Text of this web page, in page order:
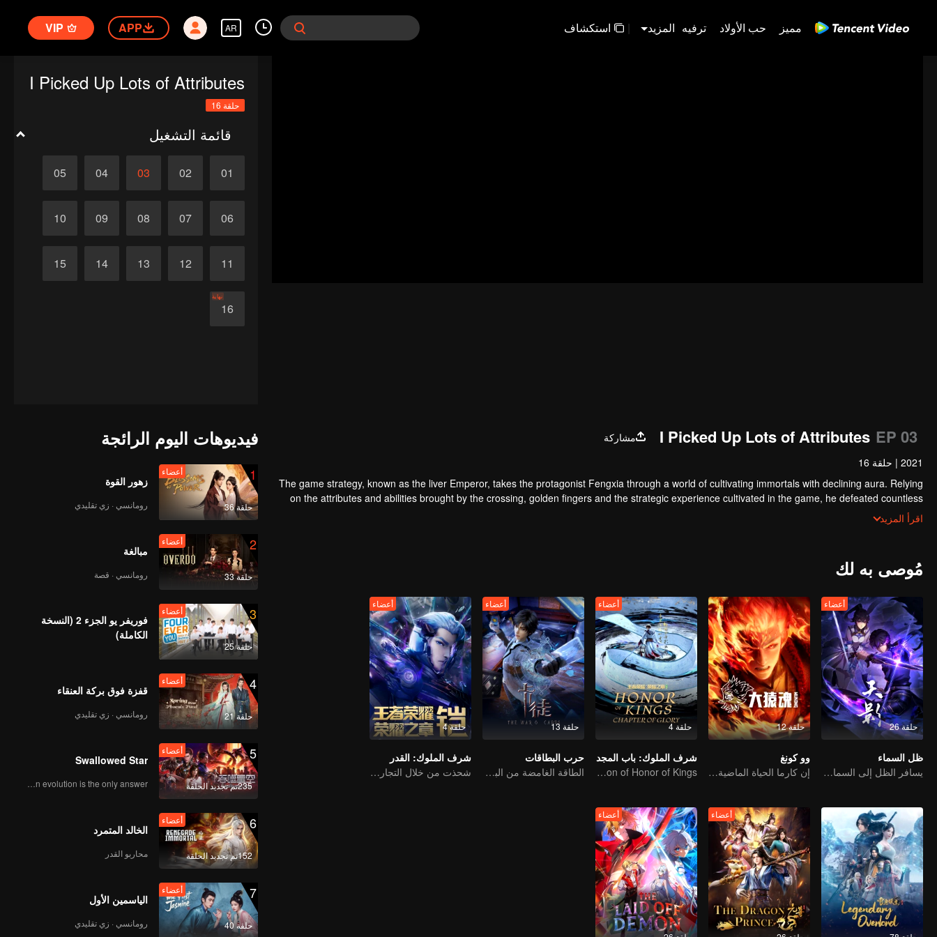
مميز حب الأولاد ترفيه المزيد | استكشاف AR
APP
VIP
I Picked Up Lots of Attributes
حلقة 16
قائمة التشغيل
01
02
03
04
05
06
07
08
09
10
11
12
13
14
15
16
نهاية
I Picked Up Lots of Attributes EP 03
مشاركة
2021
| حلقة 16
The game strategy, known as the liver Emperor, takes the protagonist Fengxia through a world of cultivating immortals with declining aura. Relying
on the attributes and abilities brought by the crossing, golden fingers and the strategic experience cultivated in the game, he defeated countless
powerful enemies along the way and gained countless skills. He first solved the internal and external troubles of Qianqiu Valley and defeated the
Xuanwu Kingdom that came to provoke; then, at the request of the Xuanwu Emperor, he resolved the human crisis and defeated the demon son,
اقرأ المزيد
مُوصى به لك
حلقة 26
أعضاء
ظل السماء
يسافر الظل إلى السماء، فيحرق الروح ويحرس القلب
حلقة 12
وو كونغ
إن كارما الحياة الماضية مقدر لها أن تحطم السماوات
حلقة 4
أعضاء
شرف الملوك: باب المجد
First Official Animation of Honor of Kings
حلقة 13
أعضاء
حرب البطاقات
الطاقة الغامضة من البطاقات تسببت في حرب، كيف تعامل تشين مو مع الأمر؟
حلقة 4
أعضاء
شرف الملوك: القدر
شحذت من خلال التجارب، مستعدة لمواجهة القدر
أعضاء أعضاء
فيديوهات اليوم الرائجة
1
حلقة 36
أعضاء
زهور القوة
رومانسي · زي تقليدي
2
حلقة 33
أعضاء
مبالغة
رومانسي · قصة
3
حلقة 25
أعضاء
فوريفر يو الجزء 2 (النسخة
الكاملة)
4
حلقة 21
أعضاء
قفزة فوق بركة العنقاء
رومانسي · زي تقليدي
5
235تم تجديد الحلقة
أعضاء
Swallowed Star
Human evolution is the only answer.
6
152تم تجديد الحلقة
أعضاء
الخالد المتمرد
محاربو القدر
7
حلقة 40
أعضاء
الياسمين الأول
رومانسي · زي تقليدي